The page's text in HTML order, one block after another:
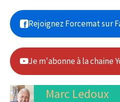
Rejoignez Forcemat sur
Je m'abonne à la chaine
Marc Ledoux